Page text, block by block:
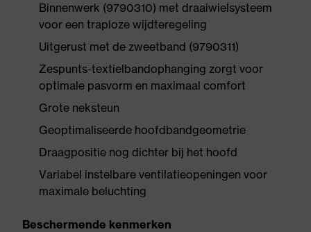
Binnenwerk (9790310) met draaiwielsysteem
voor een traploze wijdteregeling
Uitgerust met de zweetband (9790311)
Zespunts-textielbandophanging zorgt voor
optimale pasvorm en maximaal comfort
Grote neksteun
Geoptimaliseerde hoofdbandgeometrie
Draagpositie nog dichter bij het hoofd
Variabel instelbare ventilatieopeningen voor
maximale beluchting
Beschermende kenmerken